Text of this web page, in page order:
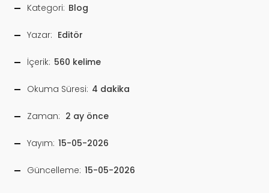
Kategori: Blog
Yazar: Editör
İçerik: 560 kelime
Okuma Süresi: 4 dakika
Zaman: 2 ay önce
Yayım: 15-05-2026
Güncelleme: 15-05-2026